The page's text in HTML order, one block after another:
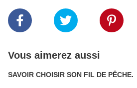
Vous aimerez aussi
SAVOIR CHOISIR SON FIL DE PÊCHE.